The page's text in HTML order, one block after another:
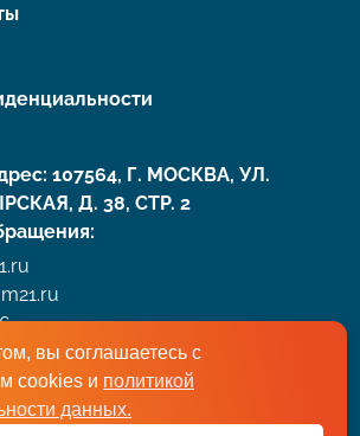
вы соглашаетесь с
cookies и политикой
данных.
107564, Г. МОСКВА, УЛ.
Д. 38, СТР. 2
© 2026 ООО «Тривиум-XXI» Все